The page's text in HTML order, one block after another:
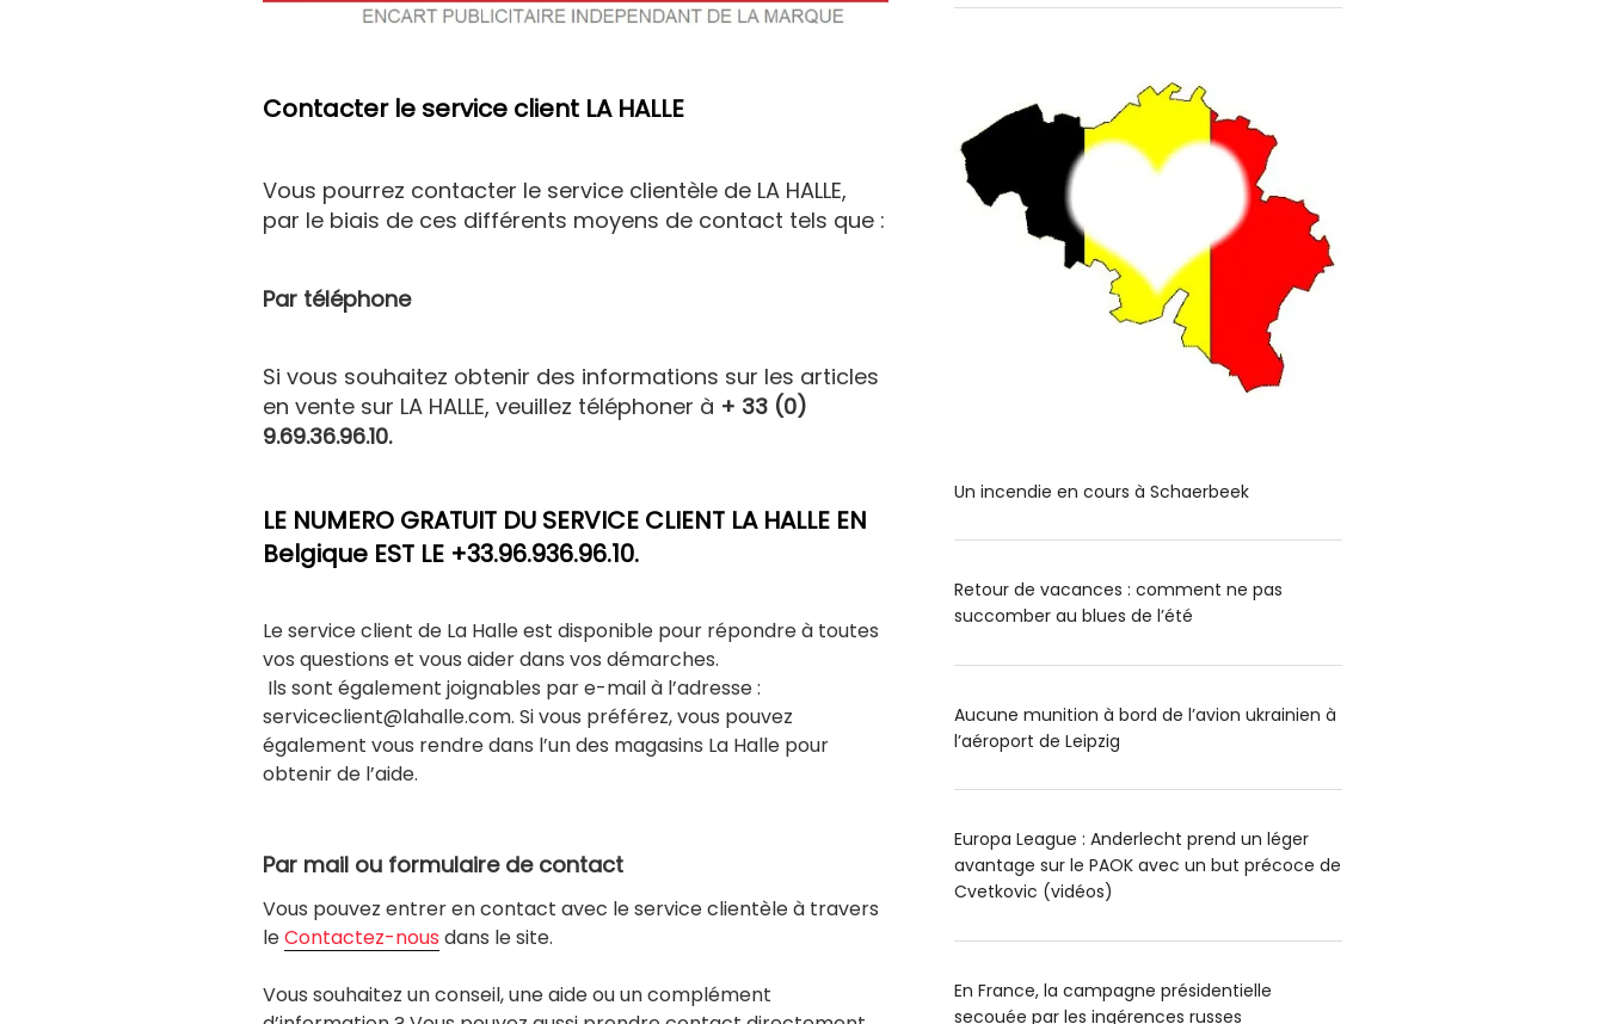
Contacter le service client LA HALLE
Vous pourrez contacter le service clientèle de LA HALLE,
par le biais de ces différents moyens de contact tels que :
Par téléphone
Si vous souhaitez obtenir des informations sur les articles
en vente sur LA HALLE, veuillez téléphoner à + 33 (0)
9.69.36.96.10.
LE NUMERO GRATUIT DU SERVICE CLIENT LA HALLE EN
Belgique EST LE +33.96.936.96.10.
Le service client de La Halle est disponible pour répondre à toutes
vos questions et vous aider dans vos démarches.
Ils sont également joignables par e-mail à l’adresse :
serviceclient@lahalle.com. Si vous préférez, vous pouvez
également vous rendre dans l’un des magasins La Halle pour
obtenir de l’aide.
Par mail ou formulaire de contact
Vous pouvez entrer en contact avec le service clientèle à travers
leContactez-nous dans le site.
Vous souhaitez un conseil, une aide ou un complément
Un incendie en cours à Schaerbeek
Retour de vacances : comment ne pas
succomber au blues de l’été
Aucune munition à bord de l’avion ukrainien à
l’aéroport de Leipzig
Europa League : Anderlecht prend un léger
avantage sur le PAOK avec un but précoce de
Cvetkovic (vidéos)
En France, la campagne présidentielle
secouée par les ingérences russes